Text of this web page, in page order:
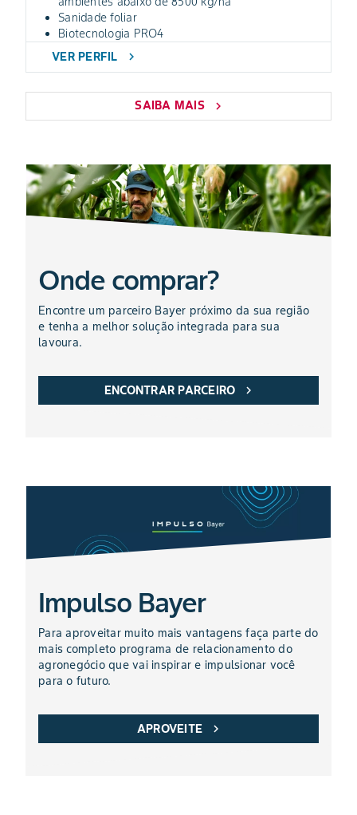
Sanidade foliar
Biotecnologia PRO4
VER PERFIL
chevron_right
SAIBA MAIS chevron_right
Onde comprar?
Encontre um parceiro Bayer próximo da sua região
e tenha a melhor solução integrada para sua
lavoura.
ENCONTRAR PARCEIRO chevron_right
Impulso Bayer
Para aproveitar muito mais vantagens faça parte do
mais completo programa de relacionamento do
agronegócio que vai inspirar e impulsionar você
para o futuro.
APROVEITE chevron_right